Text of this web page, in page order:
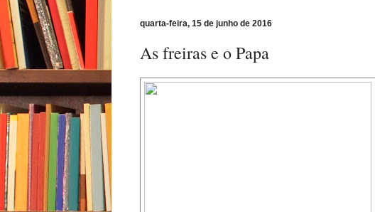
quarta-feira, 15 de junho de 2016
As freiras e o Papa